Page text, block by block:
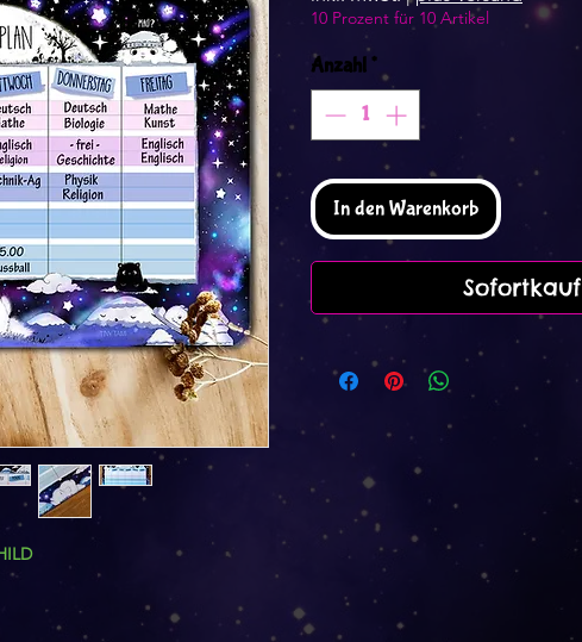
10 Prozent für 10 Artikel
Anzahl*
In den Warenkorb
Sofortkauf